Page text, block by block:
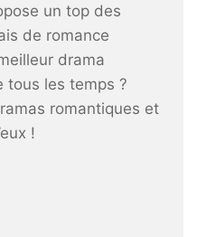
un top des
de romance
drama
tous les temps ?
romantiques et
!